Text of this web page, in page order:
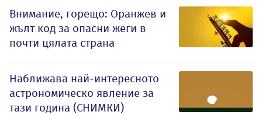
Внимание, горещо: Оранжев и
жълт код за опасни жеги в
почти цялата страна
Наближава най-интересното
астрономическо явление за
тази година (СНИМКИ)